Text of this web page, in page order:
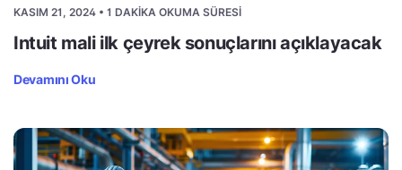
KASIM 21, 2024 • 1 DAKIKA OKUMA SÜRESI
Intuit mali ilk çeyrek sonuçlarını açıklayacak
Devamını Oku